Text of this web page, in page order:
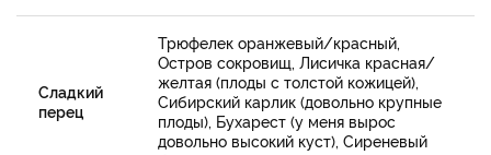
Сладкий
перец
Трюфелек оранжевый/красный,
Остров сокровищ, Лисичка красная/
желтая (плоды с толстой кожицей),
Сибирский карлик (довольно крупные
плоды), Бухарест (у меня вырос
довольно высокий куст), Сиреневый